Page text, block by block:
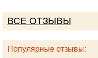
ВСЕ ОТЗЫВЫ
Популярные отзывы: